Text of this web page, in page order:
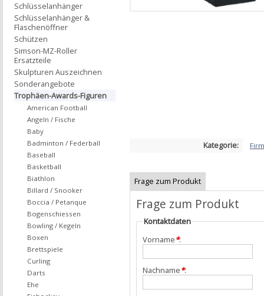
Kategorie:
Frage zum Produkt
Frage zum Produkt
Kontaktdaten
Vorname*:
Nachname*:
Schlüsselanhänger
Schlüsselanhänger &
Flaschenöffner
Schützen
Simson-MZ-Roller
Ersatzteile
Skulpturen Auszeichnen
Sonderangebote
Trophäen-Awards-Figuren
American Football
Angeln / Fische
Baby
Badminton / Federball
Baseball
Basketball
Biathlon
Billard / Snooker
Boccia / Petanque
Bogenschiessen
Bowling / Kegeln
Boxen
Brettspiele
Curling
Darts
Ehe